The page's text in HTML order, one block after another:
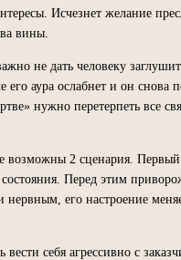
Исчезнет желание
вины.
не дать человеку
его аура ослабнет и он снова
нужно перетерпеть все
возможны 2 сценария. Первый
Перед этим
его настроение
вести себя агрессивно с